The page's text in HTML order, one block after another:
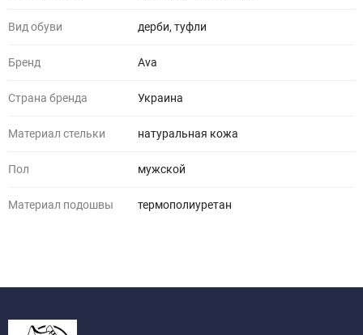
Вид обуви дерби, туфли
Бренд Ava
Страна бренда Украина
Материал стельки натуральная кожа
Пол мужской
Материал подошвы термополиуретан